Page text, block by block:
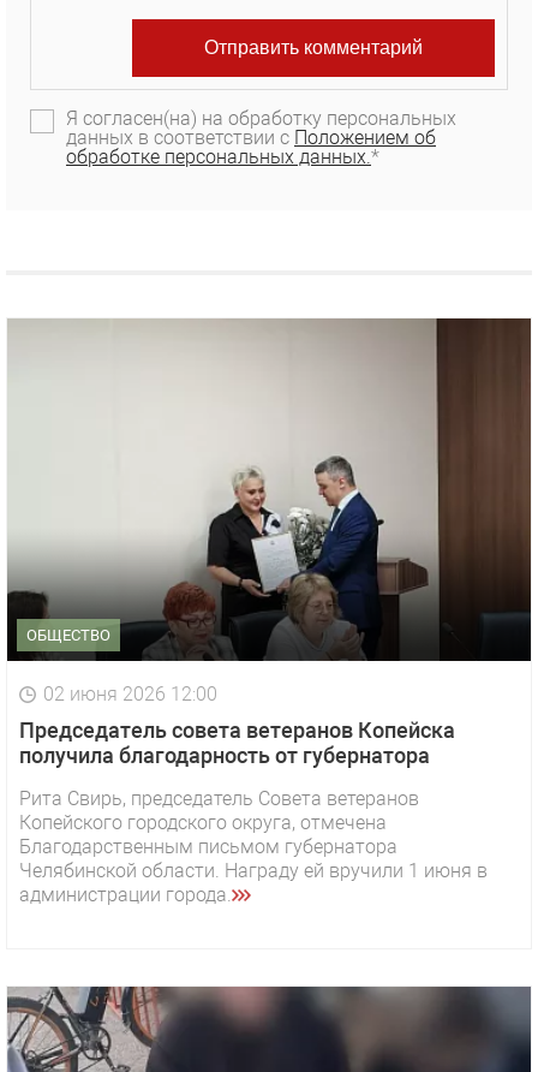
Я согласен(на) на обработку персональных
данных в соответствии с Положением об
обработке персональных данных.*
ОБЩЕСТВО
02 июня 2026 12:00
Председатель совета ветеранов Копейска
получила благодарность от губернатора
Рита Свирь, председатель Совета ветеранов
Копейского городского округа, отмечена
Благодарственным письмом губернатора
Челябинской области. Награду ей вручили 1 июня в
администрации города.